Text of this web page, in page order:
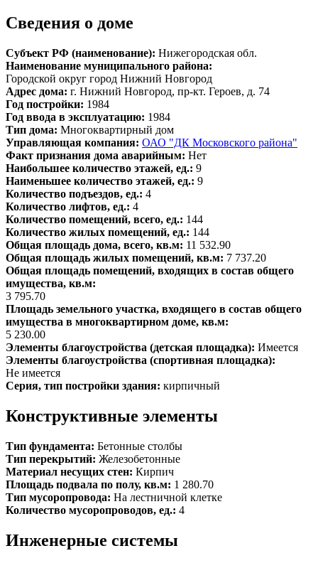
Сведения о доме
Субъект РФ (наименование): Нижегородская обл.
Наименование муниципального района:
Городской округ город Нижний Новгород
Адрес дома: г. Нижний Новгород, пр-кт. Героев, д. 74
Год постройки: 1984
Год ввода в эксплуатацию: 1984
Тип дома: Многоквартирный дом
Управляющая компания: ОАО "ДК Московского района"
Факт признания дома аварийным: Нет
Наибольшее количество этажей, ед.: 9
Наименьшее количество этажей, ед.: 9
Количество подъездов, ед.: 4
Количество лифтов, ед.: 4
Количество помещений, всего, ед.: 144
Количество жилых помещений, ед.: 144
Общая площадь дома, всего, кв.м: 11 532.90
Общая площадь жилых помещений, кв.м: 7 737.20
Общая площадь помещений, входящих в состав общего
имущества, кв.м:
3 795.70
Площадь земельного участка, входящего в состав общего
имущества в многоквартирном доме, кв.м:
5 230.00
Элементы благоустройства (детская площадка): Имеется
Элементы благоустройства (спортивная площадка):
Не имеется
Серия, тип постройки здания: кирпичный
Конструктивные элементы
Тип фундамента: Бетонные столбы
Тип перекрытий: Железобетонные
Материал несущих стен: Кирпич
Площадь подвала по полу, кв.м: 1 280.70
Тип мусоропровода: На лестничной клетке
Количество мусоропроводов, ед.: 4
Инженерные системы